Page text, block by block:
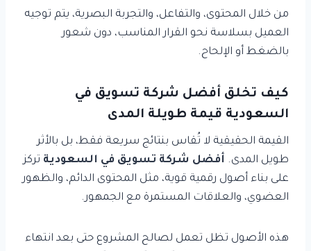
من خلال المحتوى، والتفاعل، والتجربة البصرية، يتم توجيه
العميل بسلاسة نحو القرار المناسب، دون شعور
بالضغط أو الإلحاح.
كيف تخلق أفضل شركة تسويق في
السعودية قيمة طويلة المدى
القيمة الحقيقية لا تُقاس بنتائج سريعة فقط، بل بالأثر
طويل المدى. أفضل شركة تسويق في السعودية تركز
على بناء أصول رقمية قوية، مثل المحتوى الدائم، والظهور
العضوي، والعلاقات المستمرة مع الجمهور.
هذه الأصول تظل تعمل لصالح المشروع حتى بعد انتهاء